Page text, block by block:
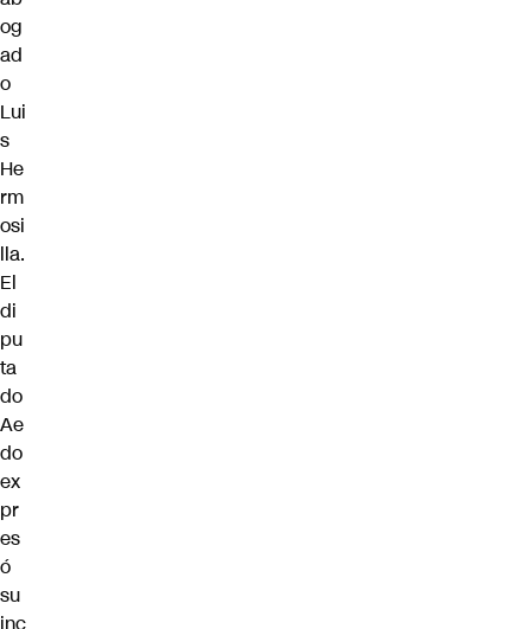
og
ad
o
Lui
s
He
rm
osi
lla.
El
di
pu
ta
do
Ae
do
ex
pr
es
ó
su
inc